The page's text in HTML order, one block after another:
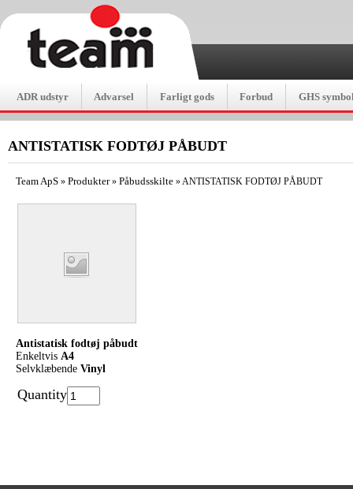
ADR udstyr Advarsel Farligt gods Forbud GHS
ANTISTATISK FODTØJ PÅBUDT
Team ApS » Produkter» Påbudsskilte »ANTISTATISK FODTØJ PÅBUDT
Antistatisk fodtøj påbudt
Enkeltvis A4
Selvklæbende Vinyl
Quantity